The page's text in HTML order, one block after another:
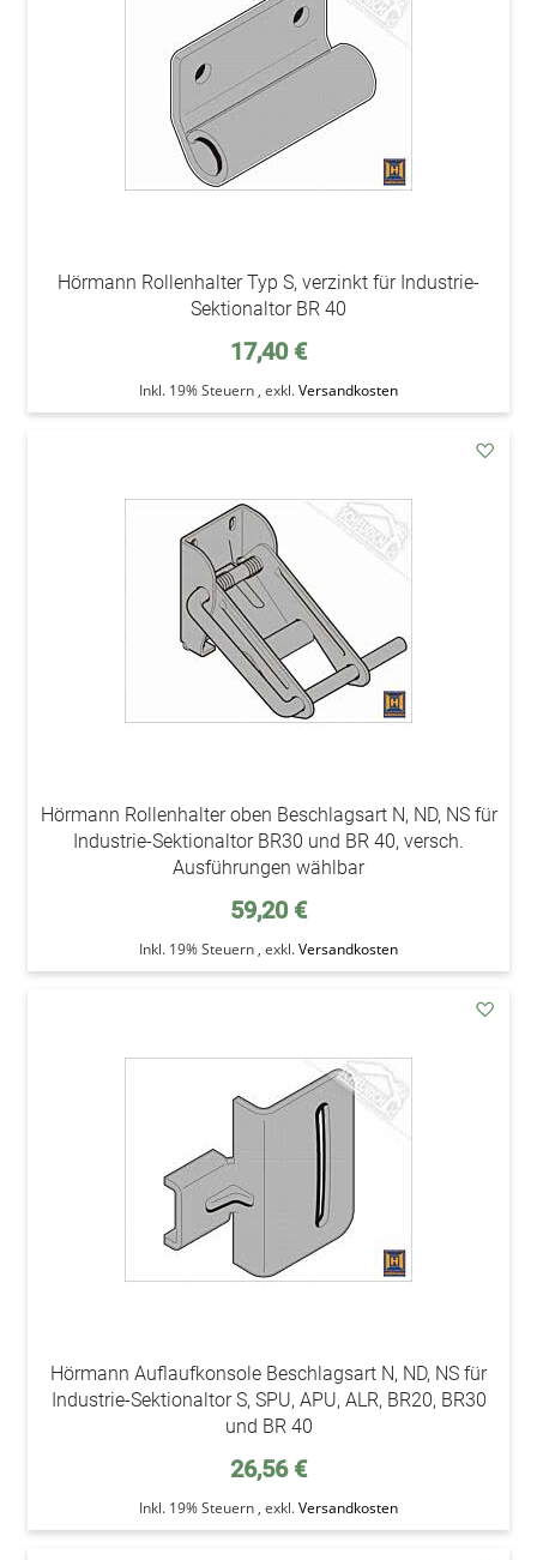
Hörmann Rollenhalter Typ S, verzinkt für Industrie-
Sektionaltor BR 40
17,40 €
Inkl. 19% Steuern , exkl.Versandkosten
Hörmann Rollenhalter oben Beschlagsart N, ND, NS für
Industrie-Sektionaltor BR30 und BR 40, versch.
Ausführungen wählbar
59,20 €
Inkl. 19% Steuern , exkl.Versandkosten
Hörmann Auflaufkonsole Beschlagsart N, ND, NS für
Industrie-Sektionaltor S, SPU, APU, ALR, BR20, BR30
und BR 40
26,56 €
Inkl. 19% Steuern , exkl.Versandkosten